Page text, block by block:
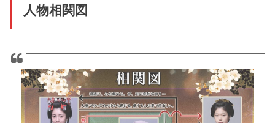
人物相関図